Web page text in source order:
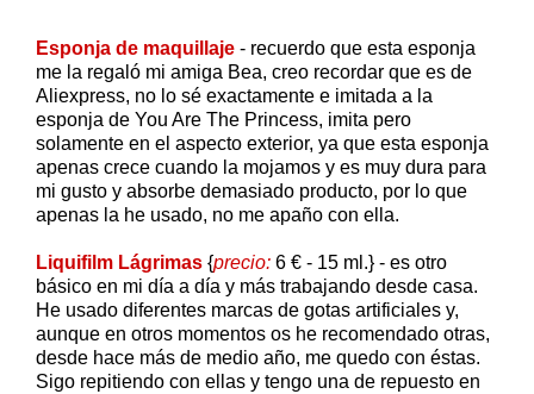
Esponja de maquillaje - recuerdo que esta esponja
me la regaló mi amiga Bea, creo recordar que es de
Aliexpress, no lo sé exactamente e imitada a la
esponja de You Are The Princess, imita pero
solamente en el aspecto exterior, ya que esta esponja
apenas crece cuando la mojamos y es muy dura para
mi gusto y absorbe demasiado producto, por lo que
apenas la he usado, no me apaño con ella.
Liquifilm Lágrimas {precio: 6 € - 15 ml.} - es otro
básico en mi día a día y más trabajando desde casa.
He usado diferentes marcas de gotas artificiales y,
aunque en otros momentos os he recomendado otras,
desde hace más de medio año, me quedo con éstas.
Sigo repitiendo con ellas y tengo una de repuesto en